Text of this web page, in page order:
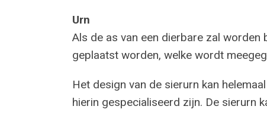
Urn
Als de as van een dierbare zal
geplaatst worden, welke wordt
Het design van de sierurn kan
hierin gespecialiseerd zijn. De sierurn